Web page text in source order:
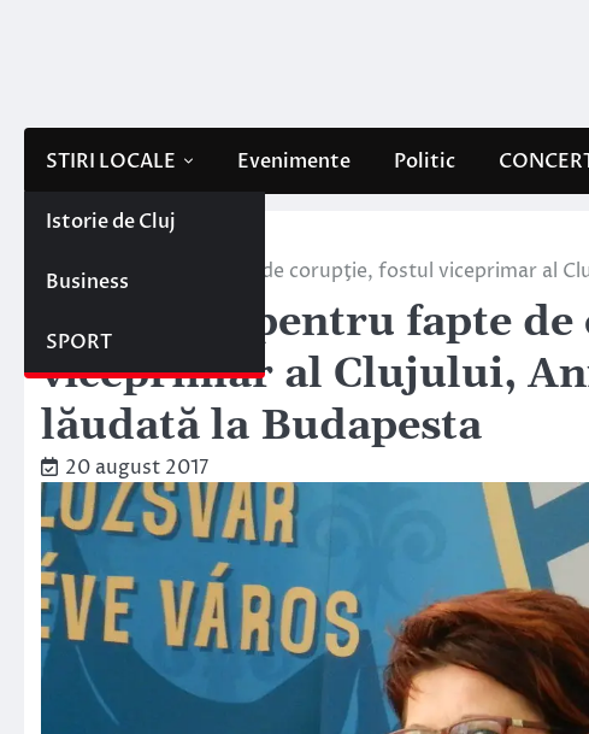
STIRI LOCALE
Istorie de Cluj
Business
SPORT
Evenimente Politic
Stiri locale
Cercetată pentru fapte de corupţie, fostul viceprimar al
Cercetată pentru fapte
viceprimar al Clujului,
lăudată la Budapesta
20 august 2017